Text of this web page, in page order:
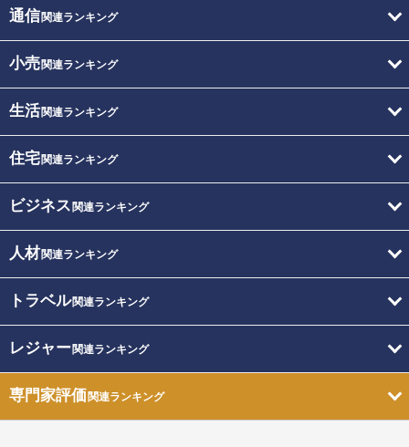
通信関連ランキング
小売関連ランキング
生活関連ランキング
住宅関連ランキング
ビジネス 関連ランキング
人材関連ランキング
トラベル関連ランキング
レジャー関連ランキング
専門家評価関連ランキング